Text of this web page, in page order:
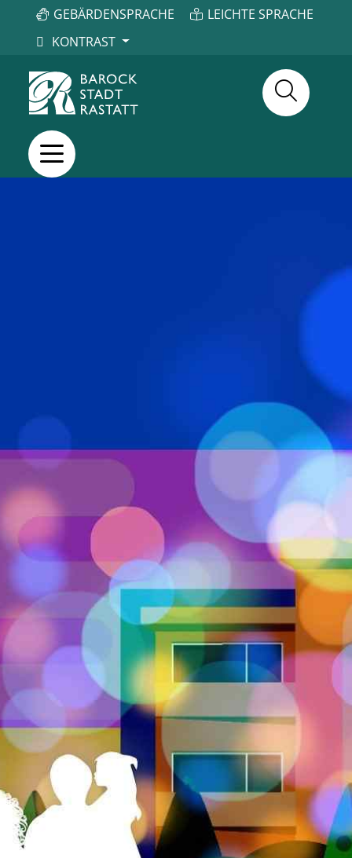
GEBÄRDENSPRACHE
LEICHTE SPRACHE
KONTRAST